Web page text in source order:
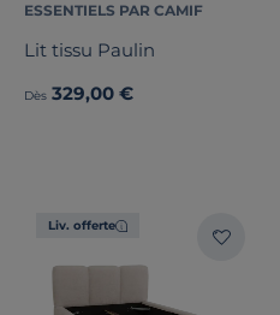
ESSENTIELS PAR CAMIF
Lit tissu Paulin
Dès 329,00 €
Liv. offerte